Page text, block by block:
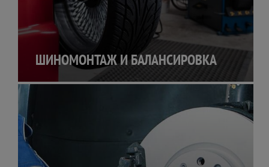
ШИНОМОНТАЖ И БАЛАНСИРОВКА